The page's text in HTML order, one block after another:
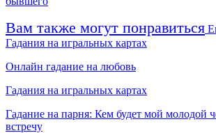
Вам также могут понравиться
Гадания на игральных картах
Онлайн гадание на любовь
Гадания на игральных картах
Гадание на парня: Кем будет мой молодой
встречу